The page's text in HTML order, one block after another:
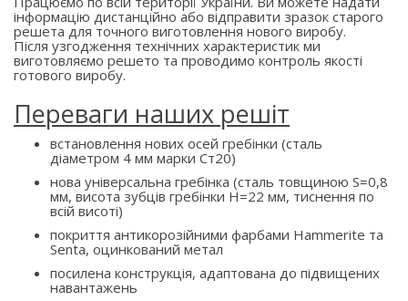
інформацію дистанційно або відправити зразок старого
решета для точного виготовлення нового виробу.
Після узгодження технічних характеристик ми
виготовляємо решето та проводимо контроль якості
готового виробу.
Переваги наших решіт
встановлення нових осей гребінки (сталь
діаметром 4 мм марки Ст20)
нова універсальна гребінка (сталь товщиною S=0,8
мм, висота зубців гребінки H=22 мм, тиснення по
всій висоті)
покриття антикорозійними фарбами Hammerite та
Senta, оцинкований метал
посилена конструкція, адаптована до підвищених
навантажень